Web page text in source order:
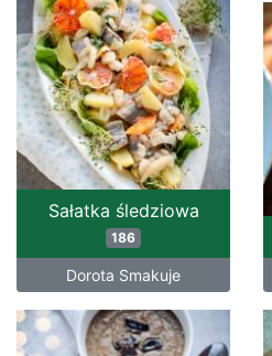
Sałatka śledziowa
186
Dorota Smakuje